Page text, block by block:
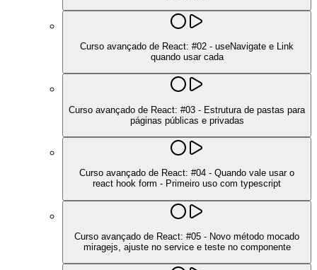
Curso avançado de React: #02 - useNavigate e Link
quando usar cada
Curso avançado de React: #03 - Estrutura de pastas para
páginas públicas e privadas
Curso avançado de React: #04 - Quando vale usar o
react hook form - Primeiro uso com typescript
Curso avançado de React: #05 - Novo método mocado
miragejs, ajuste no service e teste no componente